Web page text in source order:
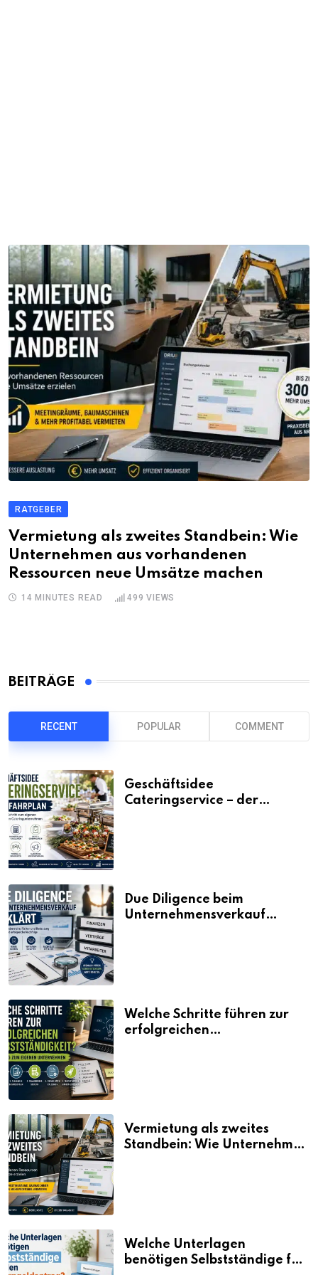
RATGEBER
Vermietung als zweites Standbein: Wie
Unternehmen aus vorhandenen
Ressourcen neue Umsätze machen
14 MINUTES READ 499 VIEWS
BEITRÄGE
RECENT POPULAR COMMENT
Geschäftsidee
Cateringservice – der
Due Diligence beim
Unternehmensverkauf
Welche Schritte führen zur
erfolgreichen
Vermietung als zweites
Standbein: Wie Unternehmen
Welche Unterlagen
benötigen Selbstständige für